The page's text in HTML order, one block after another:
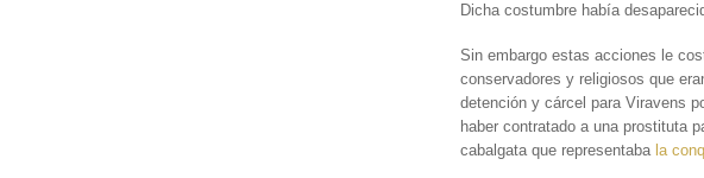
Dicha costumbre había
Sin embargo estas acciones le
conservadores y religiosos que
detención y cárcel para Viravens
haber contratado a una prostituta
cabalgata que representaba la